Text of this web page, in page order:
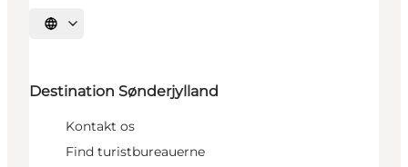
Vælg sprog
Destination Sønderjylland
Kontakt os
Find turistbureauerne